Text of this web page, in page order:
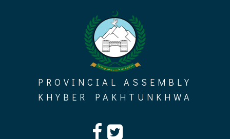
PROVINCIAL ASSEMBLY
KHYBER PAKHTUNKHWA